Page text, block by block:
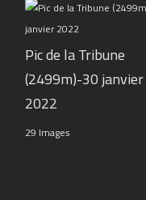
Pic de la Tribune
(2499m)-30 janvier
2022
29 Images